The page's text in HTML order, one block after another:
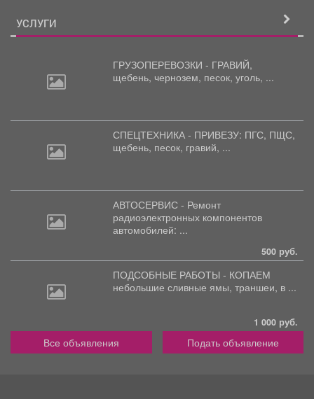
УСЛУГИ
ГРУЗОПЕРЕВОЗКИ - ГРАВИЙ,
щебень, чернозем, песок, уголь, ...
СПЕЦТЕХНИКА - ПРИВЕЗУ: ПГС, ПЩС,
щебень, песок, гравий, ...
АВТОСЕРВИС - Ремонт
радиоэлектронных компонентов
автомобилей: ...
500 руб.
ПОДСОБНЫЕ РАБОТЫ - КОПАЕМ
небольшие сливные ямы, траншеи, в ...
1 000 руб.
Все объявления Подать объявление